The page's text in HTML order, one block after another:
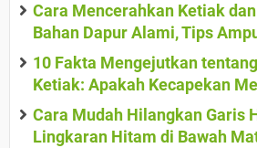
Cara Mencerahkan Ketiak
Bahan Dapur Alami, Tips
10 Fakta Mengejutkan
Ketiak: Apakah Kecapekan
Cara Mudah Hilangkan Garis
Lingkaran Hitam di Bawah